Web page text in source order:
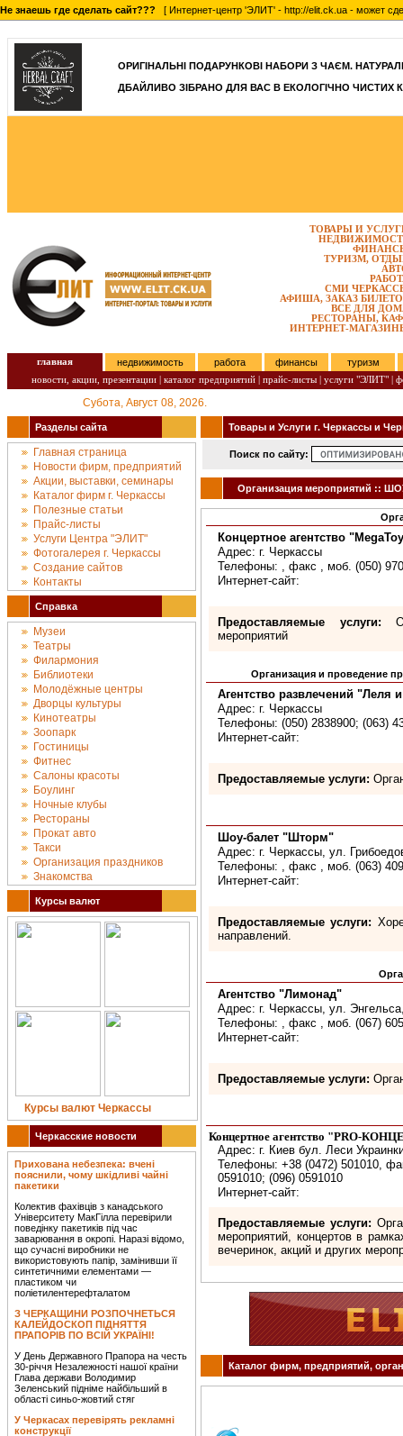
Не знаешь где сделать сайт??? [ Интернет-центр 'ЭЛИТ' - http://elit.ck.ua - может
]
ОРИГІНАЛЬНІ ПОДАРУНКОВІ НАБОРИ З ЧАЄМ.
ДБАЙЛИВО ЗІБРАНО ДЛЯ ВАС В ЕКОЛОГІЧНО ЧИСТИХ
ТОВАРЫ И
ТУРИЗМ,
СМИ
АФИША, ЗАКАЗ
ВСЕ ДЛЯ
РЕСТОРАНЫ,
ИНТЕРНЕТ-
главная недвижимость работа финансы
туризм
новости, акции, презентации | каталог предприятий | прайс-листы | услуги "ЭЛИТ" |
Субота, Август 08, 2026.
Разделы сайта
Главная страница
Новости фирм, предприятий
Акции, выставки, семинары
Каталог фирм г. Черкассы
Полезные статьи
Прайс-листы
Услуги Центра "ЭЛИТ"
Фотогалерея г. Черкассы
Создание сайтов
Контакты
Справка
Музеи
Театры
Филармония
Библиотеки
Молодёжные центры
Дворцы культуры
Кинотеатры
Зоопарк
Гостиницы
Фитнес
Салоны красоты
Боулинг
Ночные клубы
Рестораны
Прокат авто
Такси
Организация праздников
Знакомства
Курсы валют
Курсы валют Черкассы
Черкасские новости
Прихована небезпека: вчені
пояснили, чому шкідливі чайні
пакетики
Колектив фахівців з канадського
Університету МакГілла перевірили
поведінку пакетиків під час
заварювання в окропі. Наразі відомо,
що сучасні виробники не
використовують папір, замінивши її
синтетичними елементами —
пластиком чи
поліетилентерефталатом
З ЧЕРКАЩИНИ РОЗПОЧНЕТЬСЯ
КАЛЕЙДОСКОП ПІДНЯТТЯ
ПРАПОРІВ ПО ВСІЙ УКРАЇНІ!
У День Державного Прапора на честь
30-річчя Незалежності нашої країни
Глава держави Володимир
Зеленський підніме найбільший в
області синьо-жовтий стяг
У Черкасах перевірять рекламні
конструкції
Товары и Услуги г. Черкассы и
Поиск по сайту:
Организация мероприятий ::
Концертное агентство
Адрес: г. Черкассы
Телефоны: , факс , моб. (050)
Интернет-сайт:
Предоставляемые услуги:
мероприятий
Организация и проведение
Агентство развлечений "Леля
Адрес: г. Черкассы
Телефоны: (050) 2838900; (063)
Интернет-сайт:
Предоставляемые услуги:
Шоу-балет "Шторм"
Адрес: г. Черкассы, ул.
Телефоны: , факс , моб. (063)
Интернет-сайт:
Предоставляемые услуги:
направлений.
Агентство "Лимонад"
Адрес: г. Черкассы, ул.
Телефоны: , факс , моб. (067)
Интернет-сайт:
Предоставляемые услуги:
Концертное агентство "PRO-
Адрес: г. Киев бул. Леси
Телефоны: +38 (0472) 501010,
0591010; (096) 0591010
Интернет-сайт:
Предоставляемые услуги:
мероприятий, концертов в
вечеринок, акций и других
Каталог фирм, предприятий,